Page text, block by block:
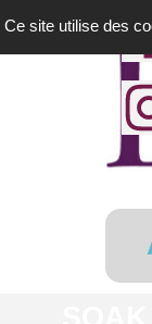
Ce site utilise des